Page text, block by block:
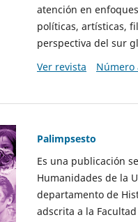
atención en
políticas, artísticas,
perspectiva del sur
Ver revista
Número
Palimpsesto
Es una publicación
Humanidades de la
departamento de
adscrita a la